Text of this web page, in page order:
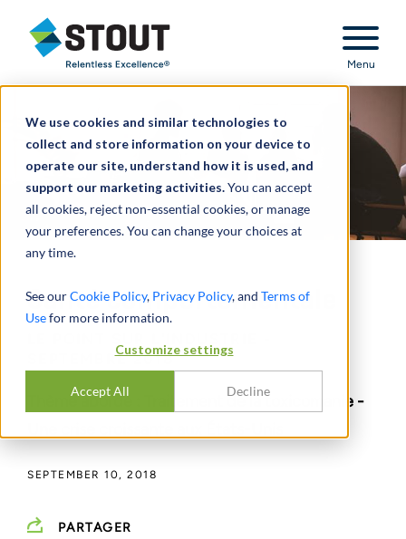
We use cookies and similar technologies to
collect and store information on your device to
operate our site, understand how it is used, and
support our marketing activities.You can accept
all cookies, reject non-essential cookies, or manage
your preferences. You can change your choices at
any time.
See ourCookie Policy, Privacy Policy, and Terms of
Usefor more information.
Customize settings
Accept All Decline
Stout Relentless Excellence
Menu
Santé comportementale
SEPTEMBRE 2018
Thème abordé : Traitement de la toxicomanie -
SEPTEMBER 10, 2018
PARTAGER